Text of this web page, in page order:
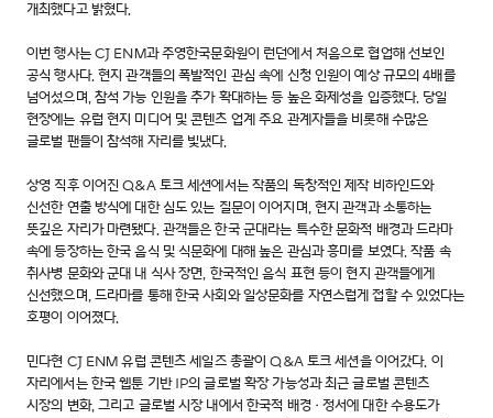
개최했다고 밝혔다.
이번 행사는 CJ ENM과 주영한국문화원이 런던에서 처음으로 협업해 선보인
공식 행사다. 현지 관객들의 폭발적인 관심 속에 신청 인원이 예상 규모의 4배를
넘어섰으며, 참석 가능 인원을 추가 확대하는 등 높은 화제성을 입증했다. 당일
현장에는 유럽 현지 미디어 및 콘텐츠 업계 주요 관계자들을 비롯해 수많은
글로벌 팬들이 참석해 자리를 빛냈다.
상영 직후 이어진 Q&A 토크 세션에서는 작품의 독창적인 제작 비하인드와
신선한 연출 방식에 대한 심도 있는 질문이 이어지며, 현지 관객과 소통하는
뜻깊은 자리가 마련됐다. 관객들은 한국 군대라는 특수한 문화적 배경과 드라마
속에 등장하는 한국 음식 및 식문화에 대해 높은 관심과 흥미를 보였다. 작품 속
취사병 문화와 군대 내 식사 장면, 한국적인 음식 표현 등이 현지 관객들에게
신선했으며, 드라마를 통해 한국 사회와 일상문화를 자연스럽게 접할 수 있었다는
호평이 이어졌다.
민다현 CJ ENM 유럽 콘텐츠 세일즈 총괄이 Q&A 토크 세션을 이어갔다. 이
자리에서는 한국 웹툰 기반 IP의 글로벌 확장 가능성과 최근 글로벌 콘텐츠
시장의 변화, 그리고 글로벌 시장 내에서 한국적 배경·정서에 대한 수용도가